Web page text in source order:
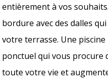
entièrement à vos
bordure avec des dalles
votre terrasse. Une
ponctuel qui vous procure
toute votre vie et